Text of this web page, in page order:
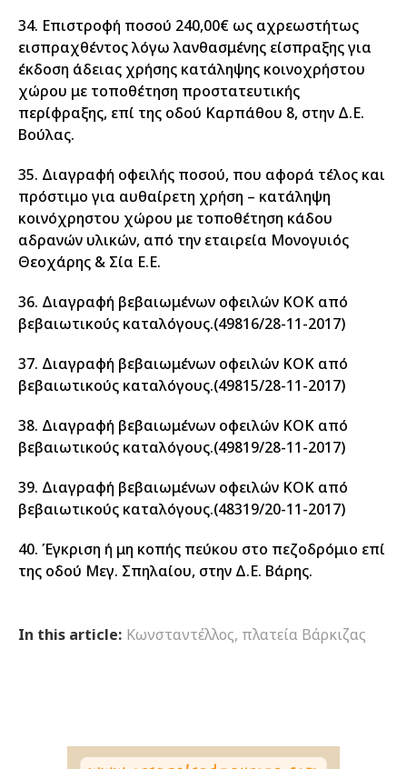
34. Επιστροφή ποσού 240,00€ ως αχρεωστήτως
εισπραχθέντος λόγω λανθασμένης είσπραξης για
έκδοση άδειας χρήσης κατάληψης κοινοχρήστου
χώρου με τοποθέτηση προστατευτικής
περίφραξης, επί της οδού Καρπάθου 8, στην Δ.Ε.
Βούλας.
35. Διαγραφή οφειλής ποσού, που αφορά τέλος και
πρόστιμο για αυθαίρετη χρήση – κατάληψη
κοινόχρηστου χώρου με τοποθέτηση κάδου
αδρανών υλικών, από την εταιρεία Μονογυιός
Θεοχάρης & Σία Ε.Ε.
36. Διαγραφή βεβαιωμένων οφειλών ΚΟΚ από
βεβαιωτικούς καταλόγους.(49816/28-11-2017)
37. Διαγραφή βεβαιωμένων οφειλών ΚΟΚ από
βεβαιωτικούς καταλόγους.(49815/28-11-2017)
38. Διαγραφή βεβαιωμένων οφειλών ΚΟΚ από
βεβαιωτικούς καταλόγους.(49819/28-11-2017)
39. Διαγραφή βεβαιωμένων οφειλών ΚΟΚ από
βεβαιωτικούς καταλόγους.(48319/20-11-2017)
40. Έγκριση ή μη κοπής πεύκου στο πεζοδρόμιο επί
της οδού Μεγ. Σπηλαίου, στην Δ.Ε. Βάρης.
In this article: Κωνσταντέλλος, πλατεία Βάρκιζας